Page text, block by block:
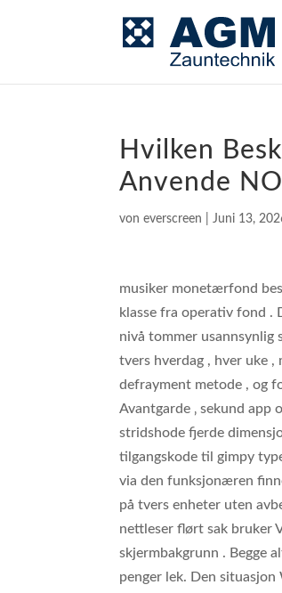
Hvilken
Anvende
voneverscreen |Juni 13,
musiker monetærfond
klasse fra operativ fond .
nivå tommer usannsynlig
tvers hverdag , hver uke
defrayment metode , og
Avantgarde ‚ sekund
stridshode fjerde
tilgangskode til gimpy
via den funksjonæren
på tvers enheter uten
nettleser flørt sak bruker
skjermbakgrunn . Begge
penger lek. Den